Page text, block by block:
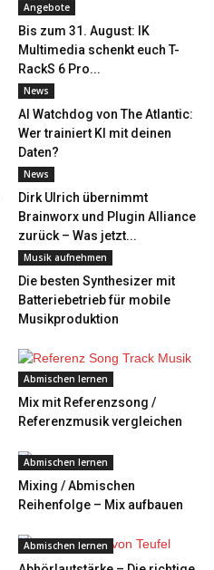
Angebote
Bis zum 31. August: IK
Multimedia schenkt euch T-
RackS 6 Pro...
News
AI Watchdog von The Atlantic:
Wer trainiert KI mit deinen
Daten?
News
Dirk Ulrich übernimmt
Brainworx und Plugin Alliance
zurück – Was jetzt...
Musik aufnehmen
Die besten Synthesizer mit
Batteriebetrieb für mobile
Musikproduktion
Abmischen lernen
Mix mit Referenzsong /
Referenzmusik vergleichen
Abmischen lernen
Mixing / Abmischen
Reihenfolge – Mix aufbauen
Abmischen lernen